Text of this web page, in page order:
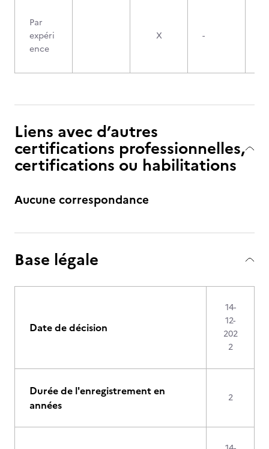
Par
expéri
ence
X -
Liens avec d’autres
certifications professionnelles,
certifications ou habilitations
Aucune correspondance
Base légale
Date de décision
14-
12-
202
2
Durée de l'enregistrement en
années
2